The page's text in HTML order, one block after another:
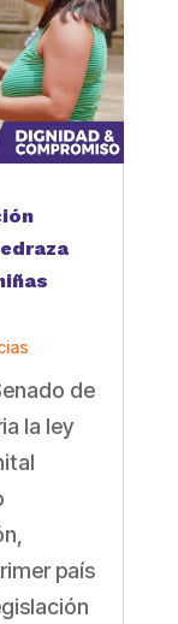
de
la ley
país